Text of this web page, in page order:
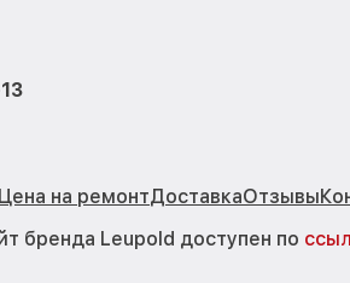
Цена на ремонтДоставкаОтзывы
бренда Leupold доступен по